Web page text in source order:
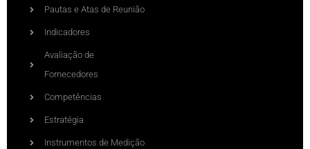
Pautas e Atas de Reunião
Indicadores
Avaliação de
Fornecedores
Competências
Estratégia
Instrumentos de Medição